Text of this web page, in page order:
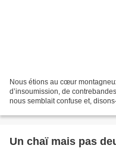
Nous étions au cœur
d’insoumission, de
nous semblait confuse et,
Un chaï mais pas